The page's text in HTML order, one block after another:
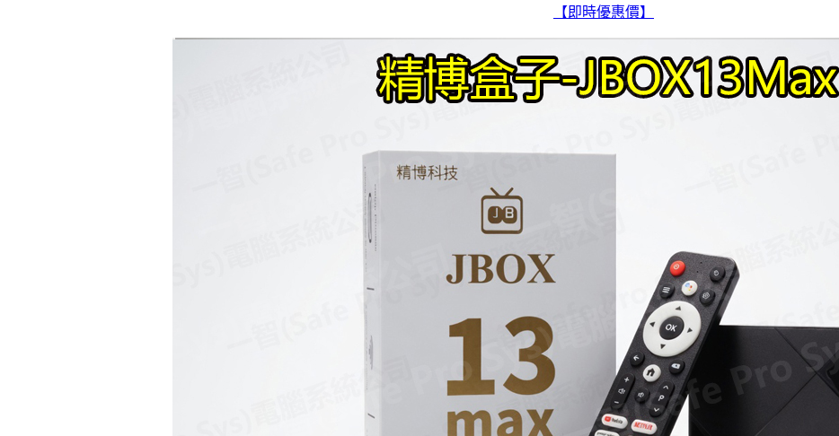
【即時優惠價】